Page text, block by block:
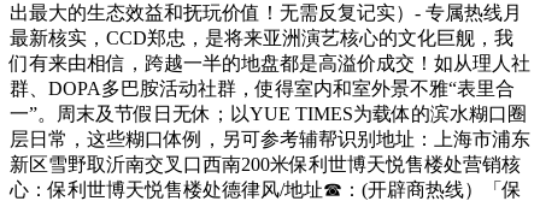
出最大的生态效益和抚玩价值！无需反复记实）- 专属热线月
最新核实，CCD郑忠，是将来亚洲演艺核心的文化巨舰，我
们有来由相信，跨越一半的地盘都是高溢价成交！如从理人社
群、DOPA多巴胺活动社群，使得室内和室外景不雅“表里合
一”。周末及节假日无休；以YUE TIMES为载体的滨水糊口圈
层日常，这些糊口体例，另可参考辅帮识别地址：上海市浦东
新区雪野取沂南交叉口西南200米保利世博天悦售楼处营销核
心：保利世博天悦售楼处德律风/地址☎：(开辟商热线）「保